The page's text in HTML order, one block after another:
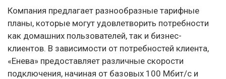
Компания предлагает разнообразные тарифные
планы, которые могут удовлетворить потребности
как домашних пользователей, так и бизнес-
клиентов. В зависимости от потребностей клиента,
«Енева» предоставляет различные скорости
подключения, начиная от базовых 100 Мбит/с и